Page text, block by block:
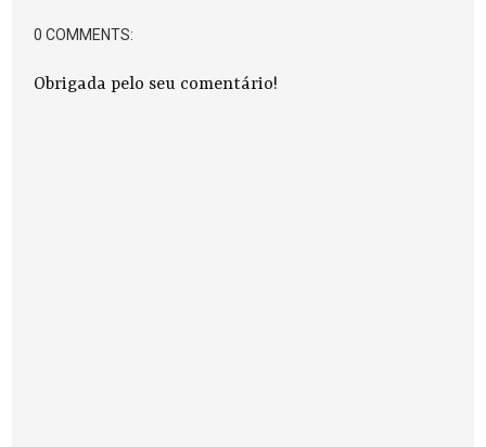
0 COMMENTS:
Obrigada pelo seu comentário!